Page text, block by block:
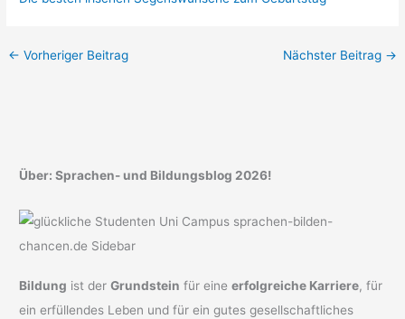
← Vorheriger Beitrag Nächster Beitrag →
Über: Sprachen- und Bildungsblog 2026!
Bildung ist derGrundstein für eineerfolgreiche Karriere, für
ein erfüllendes Leben und für ein gutes gesellschaftliches